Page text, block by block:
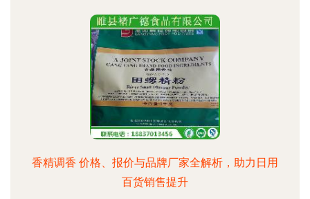
香精调香 价格、报价与品牌厂家全解析，助力日用
百货销售提升